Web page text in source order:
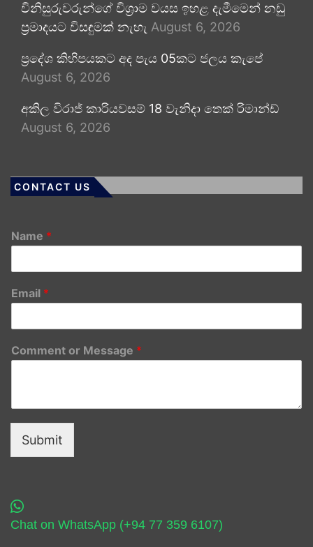
විනිසුරුවරුන්ගේ විශ්‍රාම වයස ඉහළ දැමීමෙන් නඩු
ප්‍රමාදයට විසඳුමක් නැහැ August 6, 2026
ප්‍රදේශ කිහිපයකට අද පැය 05කට ජලය කැපේ
August 6, 2026
අකිල විරාජ් කාරියවසම් 18 වැනිදා තෙක් රිමාන්ඩ්
August 6, 2026
CONTACT US
Name *
Email *
Comment or Message *
Submit
Chat on WhatsApp (+94 77 359 6107)